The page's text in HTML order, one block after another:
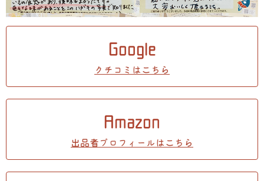
Google
クチコミはこちら
Amazon
出品者プロフィールはこちら